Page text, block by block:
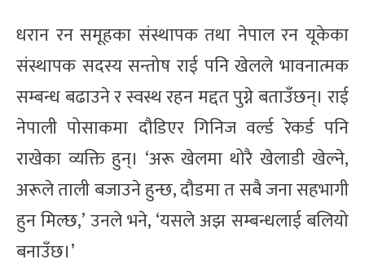
धरान रन समूहका संस्थापक तथा नेपाल रन यूकेका
संस्थापक सदस्य सन्तोष राई पनि खेलले भावनात्मक
सम्बन्ध बढाउने र स्वस्थ रहन मद्दत पुग्ने बताउँछन्। राई
नेपाली पोसाकमा दौडिएर गिनिज वर्ल्ड रेकर्ड पनि
राखेका व्यक्ति हुन्। ‘अरू खेलमा थोरै खेलाडी खेल्ने,
अरूले ताली बजाउने हुन्छ, दौडमा त सबै जना सहभागी
हुन मिल्छ,’ उनले भने, ‘यसले अझ सम्बन्धलाई बलियो
बनाउँछ।’